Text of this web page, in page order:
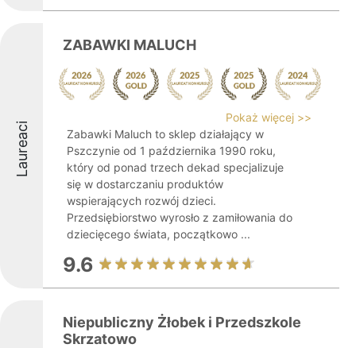
Laureaci
ZABAWKI MALUCH
Pokaż więcej >>
Zabawki Maluch to sklep działający w
Pszczynie od 1 października 1990 roku,
który od ponad trzech dekad specjalizuje
się w dostarczaniu produktów
wspierających rozwój dzieci.
Przedsiębiorstwo wyrosło z zamiłowania do
dziecięcego świata, początkowo ...
9.6
Niepubliczny Żłobek i Przedszkole
Skrzatowo